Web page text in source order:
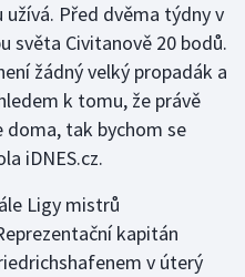
Před dvěma týdny v
světa Civitanově 20 bodů.
žádný velký propadák a
k tomu, že právě
doma, tak bychom se
iDNES.cz.
Ligy mistrů
kapitán
v úterý